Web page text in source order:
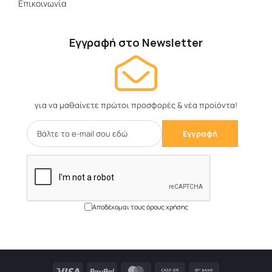
Επικοινωνία
Εγγραφή στο Newsletter
για να μαθαίνετε πρώτοι προσφορές & νέα προϊόντα!
Αποδέχομαι τους όρους χρήσης